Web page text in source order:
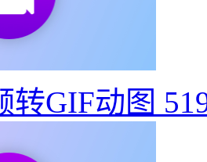
转GIF动图